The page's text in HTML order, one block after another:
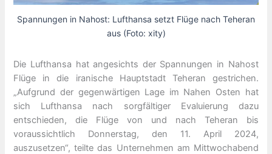
Spannungen in Nahost: Lufthansa setzt Flüge nach Teheran
aus (Foto: xity)
Die Lufthansa hat angesichts der Spannungen in Nahost
Flüge in die iranische Hauptstadt Teheran gestrichen.
„Aufgrund der gegenwärtigen Lage im Nahen Osten hat
sich Lufthansa nach sorgfältiger Evaluierung dazu
entschieden, die Flüge von und nach Teheran bis
voraussichtlich Donnerstag, den 11. April 2024,
auszusetzen“, teilte das Unternehmen am Mittwochabend